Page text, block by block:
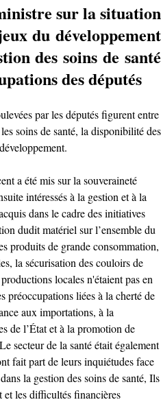
sur la situation
du développement
des soins de santé
des députés
par les députés figurent entre
soins de santé, la disponibilité des
a été mis sur la souveraineté
intéressés à la gestion et à la
dans le cadre des initiatives
dudit matériel sur l’ensemble du
produits de grande consommation,
la sécurisation des couloirs de
locales n'étaient pas en
préoccupations liées à la cherté de
aux importations, à la
de l’État et à la promotion de
secteur de la santé était également
fait part de leurs inquiétudes face
la gestion des soins de santé, Ils
et les difficultés financières